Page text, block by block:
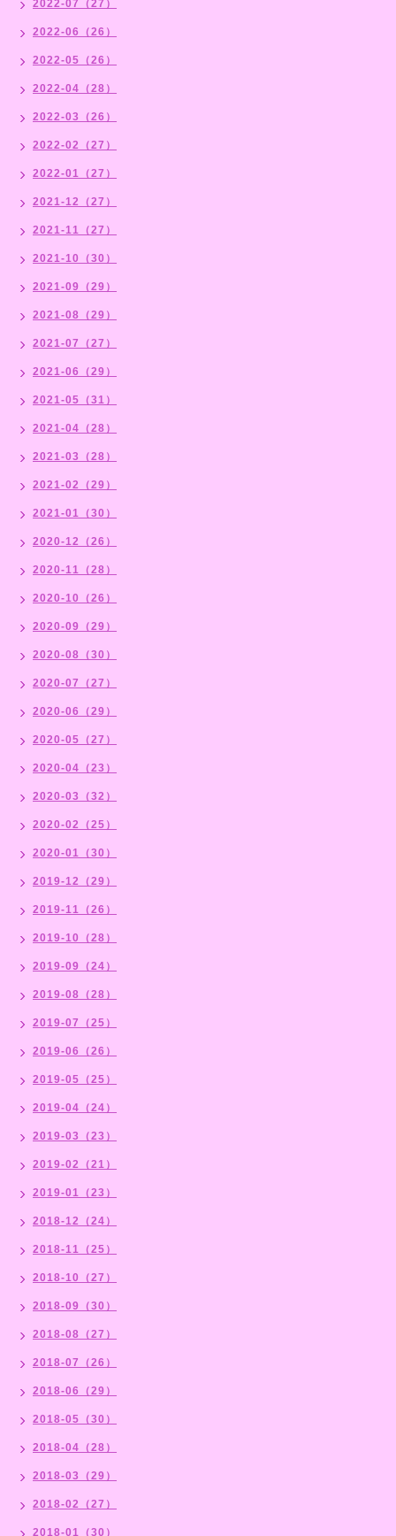
2022-07（27）
2022-06（26）
2022-05（26）
2022-04（28）
2022-03（26）
2022-02（27）
2022-01（27）
2021-12（27）
2021-11（27）
2021-10（30）
2021-09（29）
2021-08（29）
2021-07（27）
2021-06（29）
2021-05（31）
2021-04（28）
2021-03（28）
2021-02（29）
2021-01（30）
2020-12（26）
2020-11（28）
2020-10（26）
2020-09（29）
2020-08（30）
2020-07（27）
2020-06（29）
2020-05（27）
2020-04（23）
2020-03（32）
2020-02（25）
2020-01（30）
2019-12（29）
2019-11（26）
2019-10（28）
2019-09（24）
2019-08（28）
2019-07（25）
2019-06（26）
2019-05（25）
2019-04（24）
2019-03（23）
2019-02（21）
2019-01（23）
2018-12（24）
2018-11（25）
2018-10（27）
2018-09（30）
2018-08（27）
2018-07（26）
2018-06（29）
2018-05（30）
2018-04（28）
2018-03（29）
2018-02（27）
2018-01（30）